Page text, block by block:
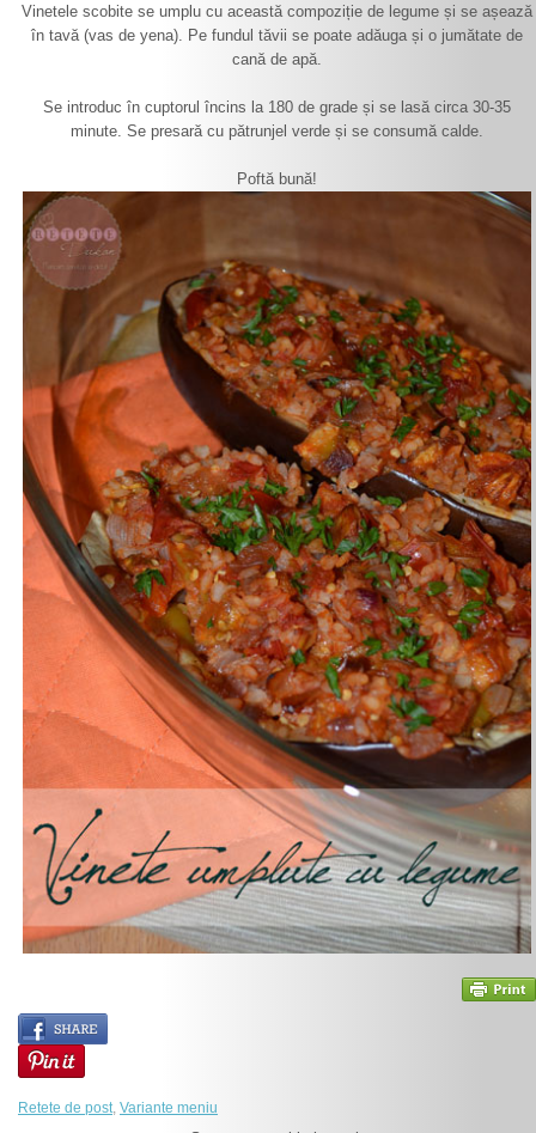
Vinetele scobite se umplu cu această compoziție de legume și se așează
în tavă (vas de yena). Pe fundul tăvii se poate adăuga și o jumătate de
cană de apă.
Se introduc în cuptorul încins la 180 de grade și se lasă circa 30-35
minute. Se presară cu pătrunjel verde și se consumă calde.
Poftă bună!
Retete de post Variante meniu